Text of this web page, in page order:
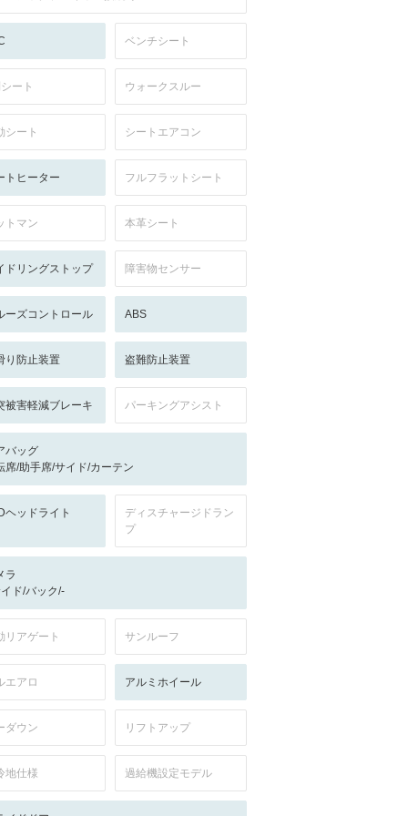
ベンチシート
ート ウォークスルー
シート シートエアコン
トヒーター フルフラットシート
トマン 本革シート
ドリングストップ 障害物センサー
ーズコントロール ABS
り防止装置 盗難防止装置
被害軽減ブレーキ パーキングアシスト
バッグ
席/助手席/サイド/カーテン
ヘッドライト
ディスチャージドラン
プ
ラ
ド/バック/-
リアゲート サンルーフ
エアロ アルミホイール
ダウン リフトアップ
地仕様 過給機設定モデル